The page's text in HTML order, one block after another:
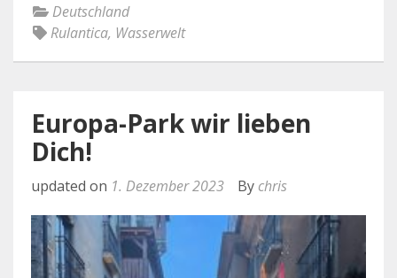
Deutschland
Rulantica, Wasserwelt
Europa-Park wir lieben
Dich!
updated on 1. Dezember 2023 By chris